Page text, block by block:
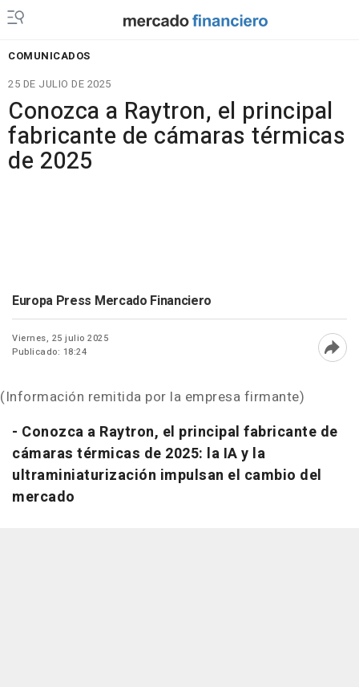
COMUNICADOS
25 DE JULIO DE 2025
Conozca a Raytron, el principal
fabricante de cámaras térmicas
de 2025
Europa Press Mercado Financiero
Viernes, 25 julio 2025
Publicado: 18:24
(Información remitida por la empresa firmante)
- Conozca a Raytron, el principal fabricante de
cámaras térmicas de 2025: la IA y la
ultraminiaturización impulsan el cambio del
mercado